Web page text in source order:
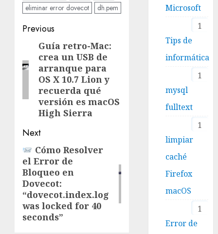
eliminar error dovecot
dh.pem
Post
navigation
Previous
Previous
post:
Guía retro-Mac:
crea un USB de
arranque para
OS X 10.7 Lion y
recuerda qué
versión es macOS
High Sierra
Next
Next
post:
Cómo Resolver
el Error de
Bloqueo en
Dovecot:
“dovecot.index.log
was locked for 40
seconds”
Microsoft
1
Tips de
informática
1
mysql
fulltext
1
limpiar
caché
Firefox
macOS
1
Error de